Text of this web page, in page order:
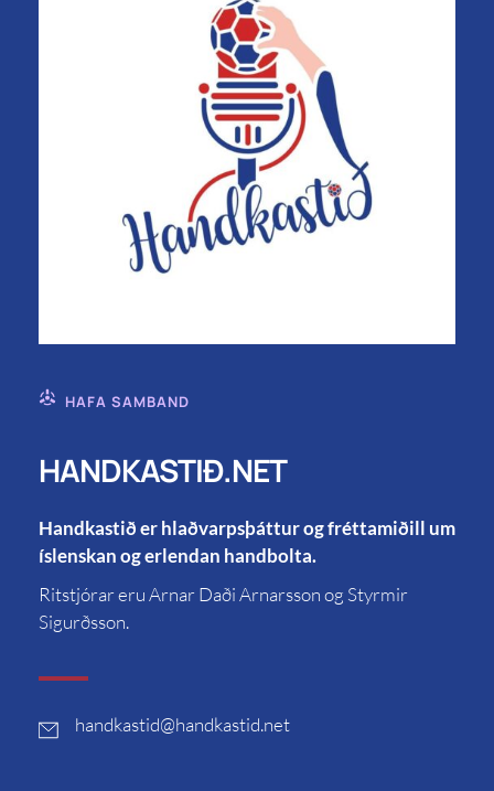
HAFA SAMBAND
HANDKASTIÐ.NET
Handkastið er hlaðvarpsþáttur og fréttamiðill um
íslenskan og erlendan handbolta.
Ritstjórar eru Arnar Daði Arnarsson og Styrmir
Sigurðsson.
handkastid@handkastid.net